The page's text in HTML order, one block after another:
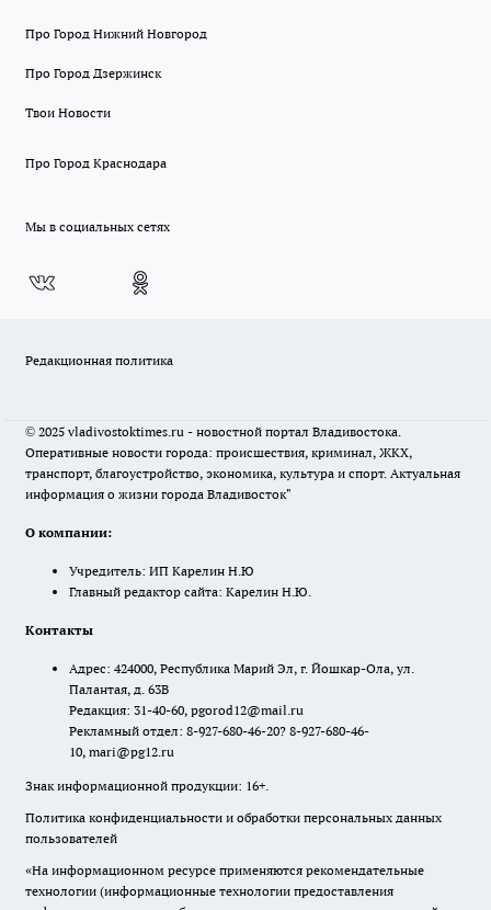
Про Город Нижний Новгород
Про Город Дзержинск
Твои Новости
Про Город Краснодара
Мы в социальных сетях
Редакционная политика
© 2025 vladivostoktimes.ru - новостной портал Владивостока.
Оперативные новости города: происшествия, криминал, ЖКХ,
транспорт, благоустройство, экономика, культура и спорт. Актуальная
информация о жизни города Владивосток"
О компании:
Учредитель: ИП Карелин Н.Ю
Главный редактор сайта: Карелин Н.Ю.
Контакты
Адрес: 424000, Республика Марий Эл, г. Йошкар-Ола, ул.
Палантая, д. 63В
Редакция: 31-40-60, pgorod12@mail.ru
Рекламный отдел: 8-927-680-46-20? 8-927-680-46-
10, mari@pg12.ru
Знак информационной продукции: 16+.
Политика конфиденциальности и обработки персональных данных
пользователей
«На информационном ресурсе применяются рекомендательные
технологии (информационные технологии предоставления